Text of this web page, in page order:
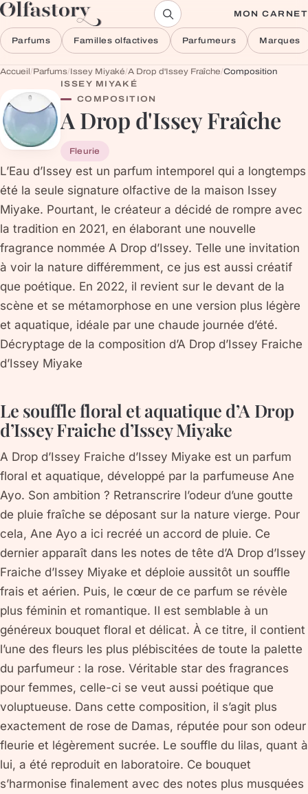
Aller au contenu MON CARNET
Parfums Familles olfactives Parfumeurs Marques
Accueil/Parfums/Issey Miyaké/A Drop d'Issey Fraîche/Composition
ISSEY MIYAKÉ
COMPOSITION
A Drop d'Issey Fraîche
Fleurie
L’Eau d’Issey est un parfum intemporel qui a longtemps
été la seule signature olfactive de la maison Issey
Miyake. Pourtant, le créateur a décidé de rompre avec
la tradition en 2021, en élaborant une nouvelle
fragrance nommée A Drop d’Issey. Telle une invitation
à voir la nature différemment, ce jus est aussi créatif
que poétique. En 2022, il revient sur le devant de la
scène et se métamorphose en une version plus légère
et aquatique, idéale par une chaude journée d’été.
Décryptage de la composition d’A Drop d’Issey Fraiche
d’Issey Miyake
Le souffle floral et aquatique d’A Drop
d’Issey Fraiche d’Issey Miyake
A Drop d’Issey Fraiche d’Issey Miyake est un parfum
floral et aquatique, développé par la parfumeuse Ane
Ayo. Son ambition ? Retranscrire l’odeur d’une goutte
de pluie fraîche se déposant sur la nature vierge. Pour
cela, Ane Ayo a ici recréé un accord de pluie. Ce
dernier apparaît dans les notes de tête d’A Drop d’Issey
Fraiche d’Issey Miyake et déploie aussitôt un souffle
frais et aérien. Puis, le cœur de ce parfum se révèle
plus féminin et romantique. Il est semblable à un
généreux bouquet floral et délicat. À ce titre, il contient
l’une des fleurs les plus plébiscitées de toute la palette
du parfumeur : la rose. Véritable star des fragrances
pour femmes, celle-ci se veut aussi poétique que
voluptueuse. Dans cette composition, il s’agit plus
exactement de rose de Damas, réputée pour son odeur
fleurie et légèrement sucrée. Le souffle du lilas, quant à
lui, a été reproduit en laboratoire. Ce bouquet
s’harmonise finalement avec des notes plus musquées